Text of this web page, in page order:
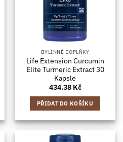
BYLINNÉ DOPLŇKY
Life Extension Curcumin
Elite Turmeric Extract 30
Kapsle
434.38 Kč
PŘIDAT DO KOŠÍKU